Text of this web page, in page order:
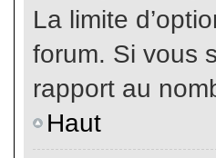
La limite
forum. Si vous
rapport au
Haut